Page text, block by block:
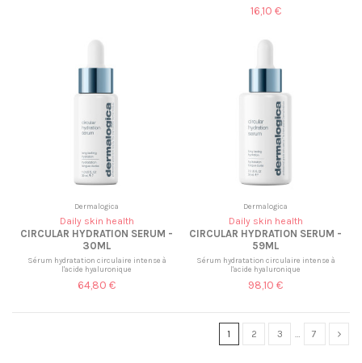
16,10 €
Dermalogica
Daily skin health
CIRCULAR HYDRATION SERUM -
30ML
Sérum hydratation circulaire intense à
l'acide hyaluronique
64,80 €
Dermalogica
Daily skin health
CIRCULAR HYDRATION SERUM -
59ML
Sérum hydratation circulaire intense à
l'acide hyaluronique
98,10 €
1 2 3 … 7